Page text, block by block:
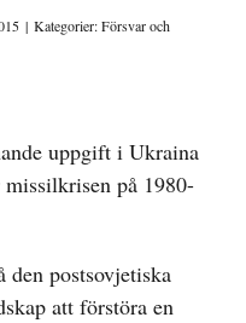
| Kategorier:Försvar och
uppgift i Ukraina
på 1980-
postsovjetiska
att förstöra en